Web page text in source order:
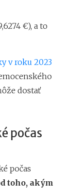
€), a to
v roku 2023
dostať
počas
počas
toho, akým